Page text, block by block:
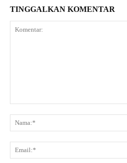
TINGGALKAN KOMENTAR